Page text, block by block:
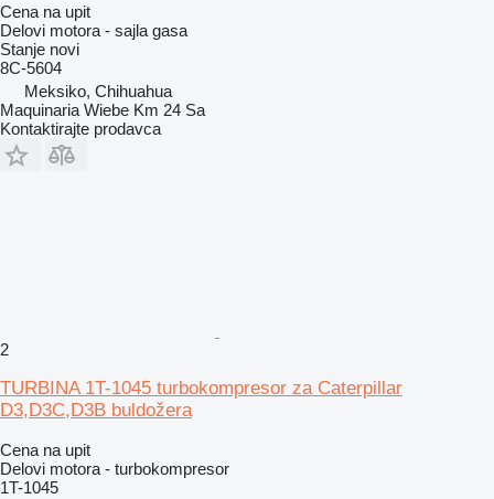
Cena na upit
Delovi motora - sajla gasa
Stanje novi
8C-5604
Meksiko, Chihuahua
Maquinaria Wiebe Km 24 Sa
Kontaktirajte prodavca
2
TURBINA 1T-1045 turbokompresor za Caterpillar
D3,D3C,D3B buldožera
Cena na upit
Delovi motora - turbokompresor
1T-1045